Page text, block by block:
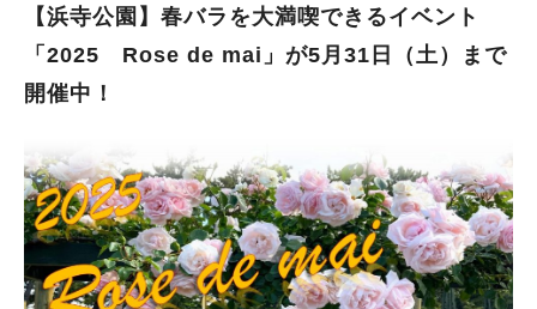
す。 初夏の花として有名な“花菖蒲”が繊細に咲き誇る様子を見た
した空気の中での花菖蒲も、風情があってよさそうですね。 花
菖蒲茶会 日程：2025年6月8日（日） 時間：11時～13時30分（3
大阪青年部 定員：100名（各回20名） 申込：5月1日（木）9時
～受付開始 ※雨天決行・荒天中止 花菖蒲が見頃を迎える6月8日
には、“花菖蒲茶会”が開かれます。 庭園内の花菖蒲に思いを馳せ
て、優雅な時間を過ごしてみてはいかがでしょうか？ なお、参
加には事前の申し込みが必要です。 庭園を彩る花菖蒲で初夏を
【浜寺公園】春バラを大満喫できるイベント
「2025 Rose de mai」が5月31日（土）まで
開催中！